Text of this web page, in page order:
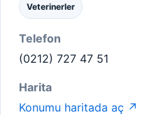
Veterinerler
Telefon
(0212) 727 47 51
Harita
Konumu haritada aç ↗